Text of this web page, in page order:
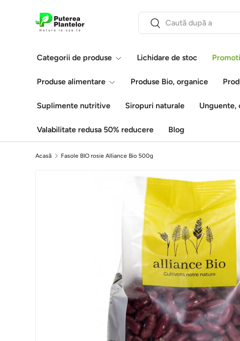
Vezi conținutul Căutare
Caută
Categorii de produse Lichidare de stoc
Produse alimentare Produse Bio, organice
Suplimente nutritive Siropuri naturale Unguente,
Valabilitate redusa 50% reducere Blog
Acasă Fasole BIO rosie Alliance Bio 500g